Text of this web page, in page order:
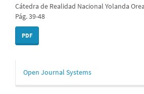
Cátedra de Realidad Nacional Yolanda
Pág. 39-48
PDF
Desarrollado
por
Open Journal Systems